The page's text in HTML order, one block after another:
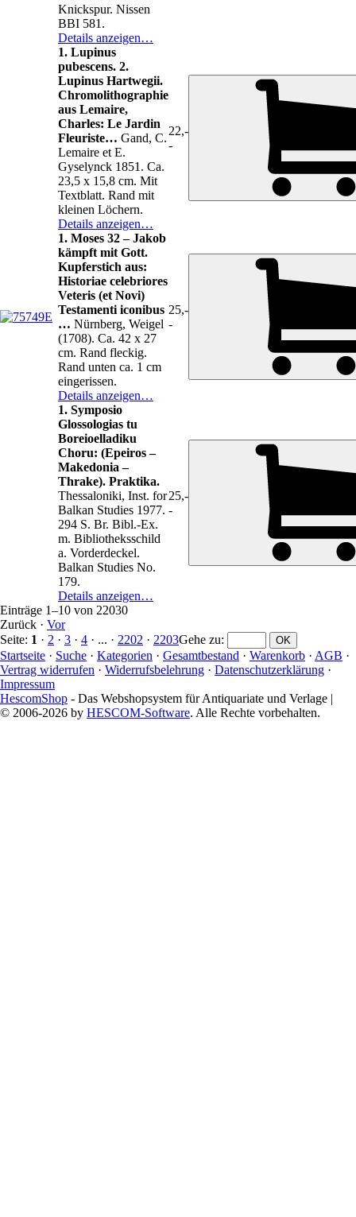
Knickspur. Nissen
BBI 581.
Details anzeigen…
1. Lupinus
pubescens. 2.
Lupinus Hartwegii.
Chromolithographie
aus Lemaire,
Charles: Le Jardin
Fleuriste… Gand, C.
Lemaire et E.
Gyselynck 1851. Ca.
23,5 x 15,8 cm. Mit
Textblatt. Rand mit
kleinen Löchern.
Details anzeigen…
22,-
-
1. Moses 32 – Jakob
kämpft mit Gott.
Kupferstich aus:
Historiae celebriores
Veteris (et Novi)
Testamenti iconibus
… Nürnberg, Weigel
(1708). Ca. 42 x 27
cm. Rand fleckig.
Rand unten ca. 1 cm
eingerissen.
Details anzeigen…
25,-
-
1. Symposio
Glossologias tu
Boreioelladiku
Choru: (Epeiros –
Makedonia –
Thrake). Praktika.
Thessaloniki, Inst. for
Balkan Studies 1977.
294 S. Br. Bibl.-Ex.
m. Bibliotheksschild
a. Vorderdeckel.
Balkan Studies No.
179.
Details anzeigen…
25,-
-
Einträge 1–10 von 22030
Zurück · Vor
Seite: 1 · 2 · 3 · 4 · ... · 2202 · 2203Gehe zu:
Startseite · Suche · Kategorien · Gesamtbestand · Warenkorb · AGB ·
Vertrag widerrufen · Widerrufsbelehrung · Datenschutzerklärung ·
Impressum
HescomShop - Das Webshopsystem für Antiquariate und Verlage |
© 2006-2026 by HESCOM-Software. Alle Rechte vorbehalten.